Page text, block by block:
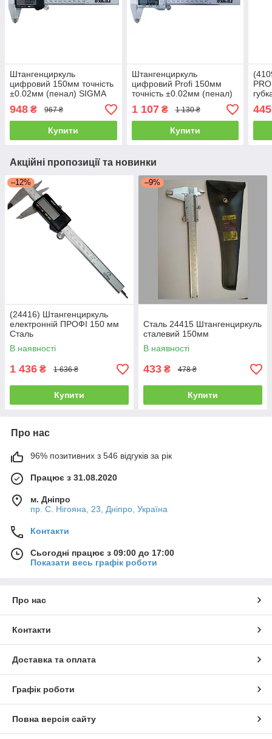
Штангенциркуль
цифровий 150мм точність
±0.02мм (пенал) SIGMA
948 ₴ 967 ₴
Купити
Штангенциркуль
цифровий Profi 150мм
точність ±0.02мм (пенал)
1 107₴ 1 130 ₴
Купити
445
Акційні пропозиції та новинки
–12%
(24416) Штангенциркуль
електронній ПРОФІ 150 мм
Сталь
В наявності
1 436 ₴ 1 636 ₴
Купити
–9%
Сталь 24415 Штангенциркуль
сталевий 150мм
В наявності
433 ₴ 478 ₴
Купити
Про нас
96% позитивних з 546 відгуків за рік
Працює з 31.08.2020
м. Дніпро
пр. С. Нігояна, 23, Дніпро, Україна
Контакти
Сьогодні працює з 09:00 до 17:00
Показати весь графік роботи
Про нас
Контакти
Доставка та оплата
Графік роботи
Повна версія сайту